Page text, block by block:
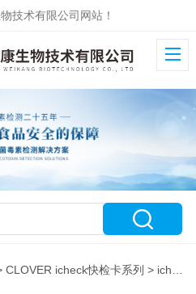
技术有限公司网站！
CLOVER icheck快检卡系列 > icheck定性快检卡